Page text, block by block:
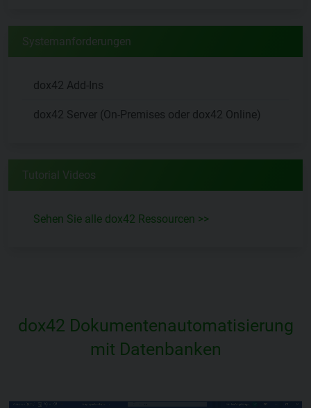
Systemanforderungen
dox42 Add-Ins
dox42 Server (On-Premises oder dox42 Online)
Tutorial Videos
Sehen Sie alle dox42 Ressourcen >>
dox42 Dokumentenautomatisierung
mit Datenbanken